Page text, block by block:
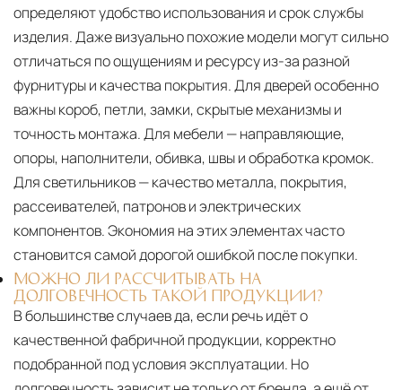
определяют удобство использования и срок службы
изделия. Даже визуально похожие модели могут сильно
отличаться по ощущениям и ресурсу из-за разной
фурнитуры и качества покрытия. Для дверей особенно
важны короб, петли, замки, скрытые механизмы и
точность монтажа. Для мебели — направляющие,
опоры, наполнители, обивка, швы и обработка кромок.
Для светильников — качество металла, покрытия,
рассеивателей, патронов и электрических
компонентов. Экономия на этих элементах часто
становится самой дорогой ошибкой после покупки.
МОЖНО ЛИ РАССЧИТЫВАТЬ НА
ДОЛГОВЕЧНОСТЬ ТАКОЙ ПРОДУКЦИИ?
В большинстве случаев да, если речь идёт о
качественной фабричной продукции, корректно
подобранной под условия эксплуатации. Но